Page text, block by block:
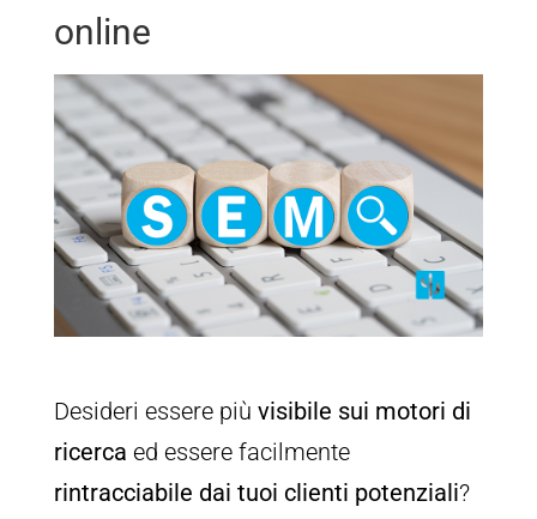
online
Desideri essere più visibile sui motori di
ricerca ed essere facilmente
rintracciabile dai tuoi clienti potenziali?